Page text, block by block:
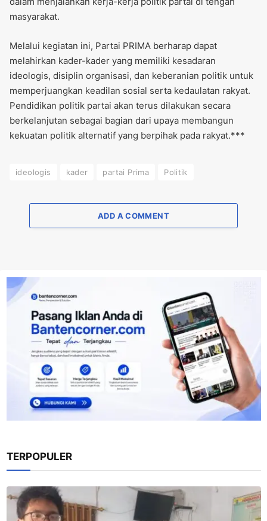
masyarakat.
Melalui kegiatan ini, Partai PRIMA berharap dapat
melahirkan kader-kader yang memiliki kesadaran
ideologis, disiplin organisasi, dan keberanian politik untuk
memperjuangkan keadilan sosial serta kedaulatan rakyat.
Pendidikan politik partai akan terus dilakukan secara
berkelanjutan sebagai bagian dari upaya membangun
kekuatan politik alternatif yang berpihak pada rakyat.***
ideologis kader partai Prima Politik
ADD A COMMENT
TERPOPULER